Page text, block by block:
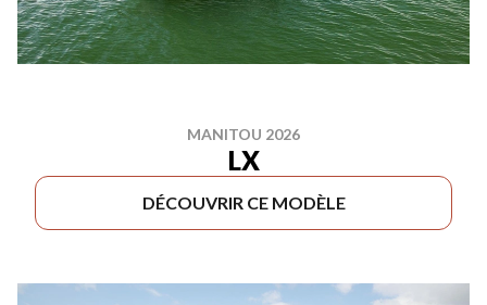
MANITOU 2026
LX
DÉCOUVRIR CE MODÈLE